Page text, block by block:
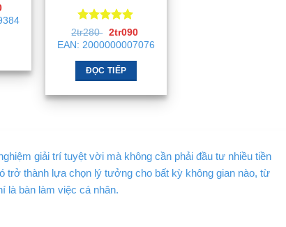
hiện
tại
Được xếp
hạng55
2tr280 Giá
gốc
là:
2tr280 .
2tr090
hiện
tại
EAN: 2000000007076
ĐỌC TIẾP
giải trí tuyệt vời mà không cần phải đầu tư nhiều tiền
trở thành lựa chọn lý tưởng cho bất kỳ không gian nào, từ
là bàn làm việc cá nhân.